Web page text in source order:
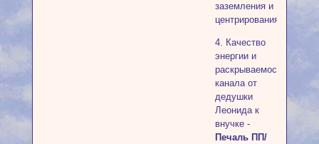
заземления и
центрирования.
4. Качество
энергии и
раскрываемость
канала от
дедушки
Леонида к
внучке -
Печаль ПП/